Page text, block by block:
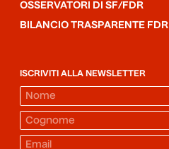
OSSERVATORI DI SF/FDR
BILANCIO TRASPARENTE FDR
ISCRIVITI ALLA NEWSLETTER